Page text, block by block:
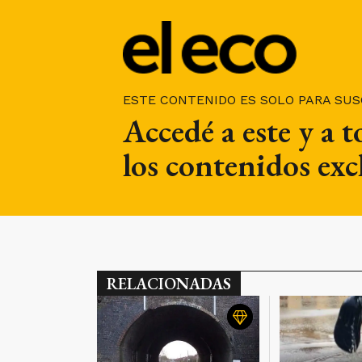
ESTE CONTENIDO ES SOLO PARA
Accedé a este y a
los contenidos
RELACIONADAS